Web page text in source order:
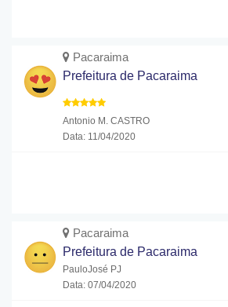
Pacaraima
Prefeitura de Pacaraima
Antonio M. CASTRO
Data: 11/04/2020
Pacaraima
Prefeitura de Pacaraima
PauloJosé PJ
Data: 07/04/2020